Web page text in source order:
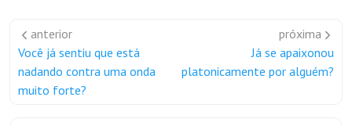
anterior
Você já sentiu que está
nadando contra uma onda
muito forte?
próxima
Já se apaixonou
platonicamente por alguém?